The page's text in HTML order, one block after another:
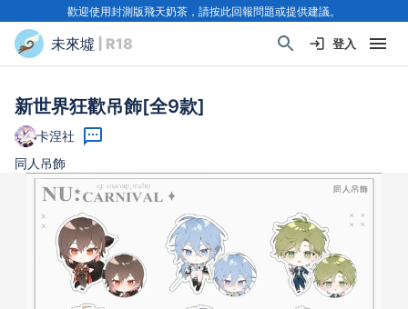
歡迎使用封測版飛天奶茶，請按此回報問題或提供建議。
未來墟 | R18 登入
新世界狂歡吊飾[全9款]
卡涅社
同人吊飾